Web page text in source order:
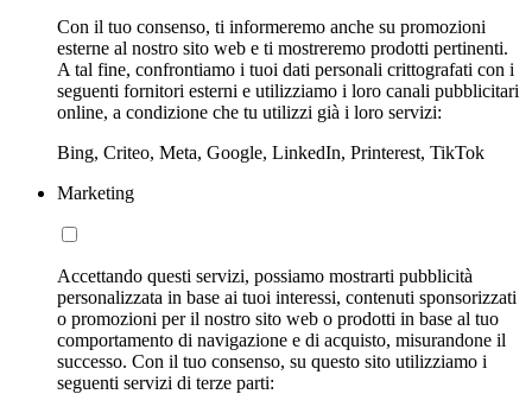
Con il tuo consenso, ti informeremo anche su promozioni
esterne al nostro sito web e ti mostreremo prodotti pertinenti.
A tal fine, confrontiamo i tuoi dati personali crittografati con i
seguenti fornitori esterni e utilizziamo i loro canali pubblicitari
online, a condizione che tu utilizzi già i loro servizi:
Bing, Criteo, Meta, Google, LinkedIn, Printerest, TikTok
Marketing
Accettando questi servizi, possiamo mostrarti pubblicità
personalizzata in base ai tuoi interessi, contenuti sponsorizzati
o promozioni per il nostro sito web o prodotti in base al tuo
comportamento di navigazione e di acquisto, misurandone il
successo. Con il tuo consenso, su questo sito utilizziamo i
seguenti servizi di terze parti: